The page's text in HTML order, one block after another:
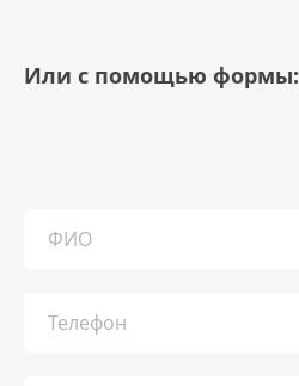
Или с помощью формы: